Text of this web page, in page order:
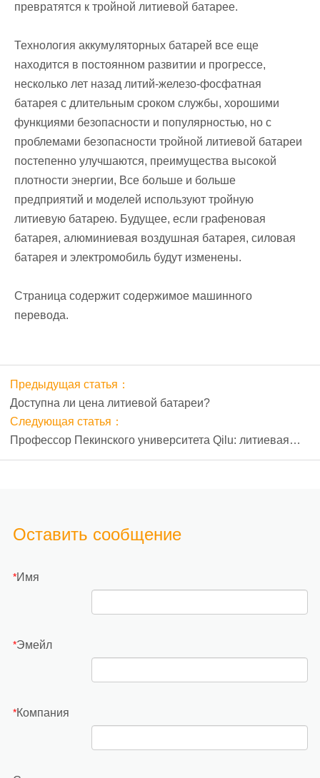
превратятся к тройной литиевой батарее.
Технология аккумуляторных батарей все еще
находится в постоянном развитии и прогрессе,
несколько лет назад литий-железо-фосфатная
батарея с длительным сроком службы, хорошими
функциями безопасности и популярностью, но с
проблемами безопасности тройной литиевой батареи
постепенно улучшаются, преимущества высокой
плотности энергии, Все больше и больше
предприятий и моделей используют тройную
литиевую батарею. Будущее, если графеновая
батарея, алюминиевая воздушная батарея, силовая
батарея и электромобиль будут изменены.
Страница содержит содержимое машинного
перевода.
Предыдущая статья：
Доступна ли цена литиевой батареи?
Следующая статья：
Профессор Пекинского университета Qilu: литиевая
батарея, направление технологий аккумуляторных
Оставить сообщение
*Имя
*Эмейл
*Компания